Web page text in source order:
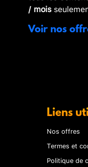
/ mois
Voir nos
Liens
Nos offres
Termes et
Politique de